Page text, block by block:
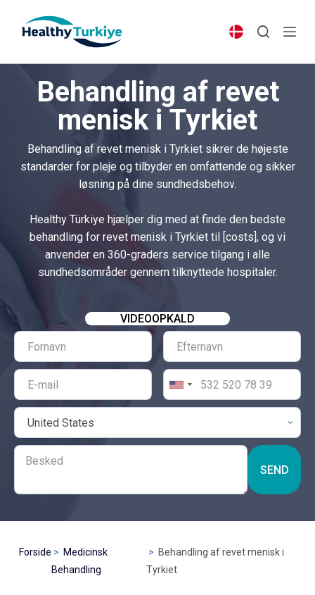
p
Behandling af revet
menisk i Tyrkiet
Behandling af revet menisk i Tyrkiet sikrer de højeste
standarder for pleje og tilbyder en omfattende og sikker
løsning på dine sundhedsbehov.
Healthy Türkiye hjælper dig med at finde den bedste
behandling for revet menisk i Tyrkiet til [costs], og vi
anvender en 360-graders service tilgang i alle
sundhedsområder gennem tilknyttede hospitaler.
VIDEOOPKALD
SEND
Forside
Medicinsk
Behandling
Behandling af revet menisk i
Tyrkiet